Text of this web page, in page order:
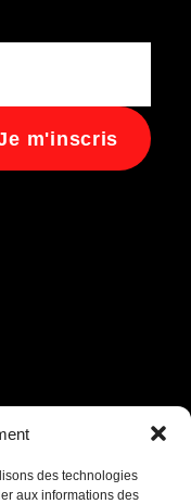
des technologies
aux informations des
m'inscris